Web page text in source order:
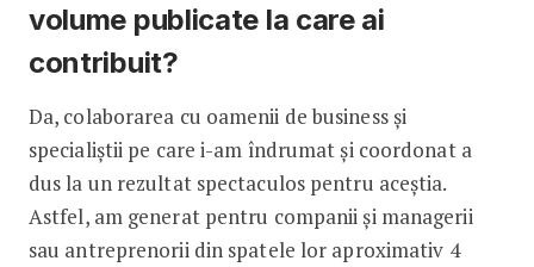
volume publicate la care ai
contribuit?
Da, colaborarea cu oamenii de business și
specialiștii pe care i-am îndrumat și coordonat a
dus la un rezultat spectaculos pentru aceștia.
Astfel, am generat pentru companii și managerii
sau antreprenorii din spatele lor aproximativ 4